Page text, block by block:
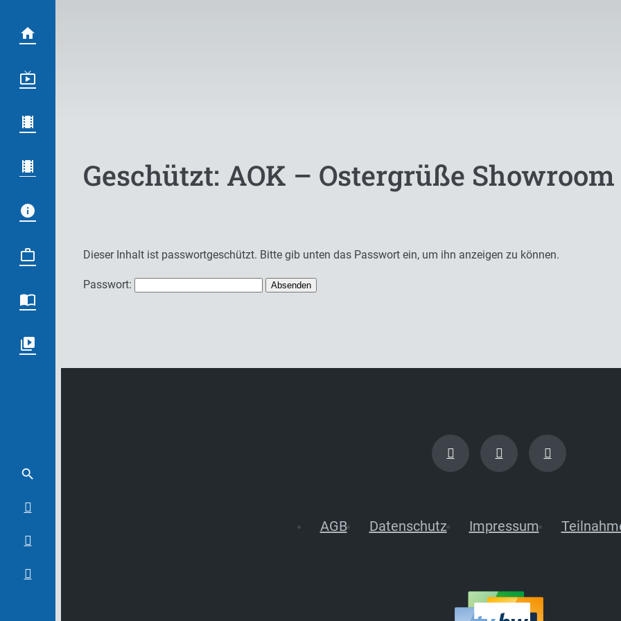
Geschützt: AOK – Ostergrüße Showroom
Dieser Inhalt ist passwortgeschützt. Bitte gib unten das Passwort ein, um ihn anzeigen zu können.
Passwort:
AGB Datenschutz Impressum